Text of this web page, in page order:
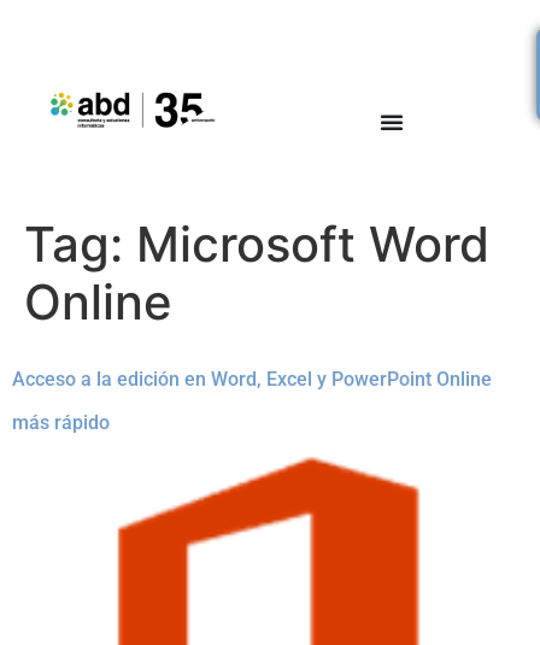
Tag: Microsoft Word
Online
Acceso a la edición en Word, Excel y PowerPoint Online
más rápido